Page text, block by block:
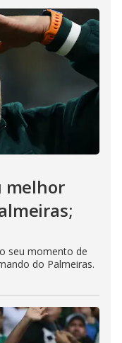
melhor
seu momento de
do Palmeiras.